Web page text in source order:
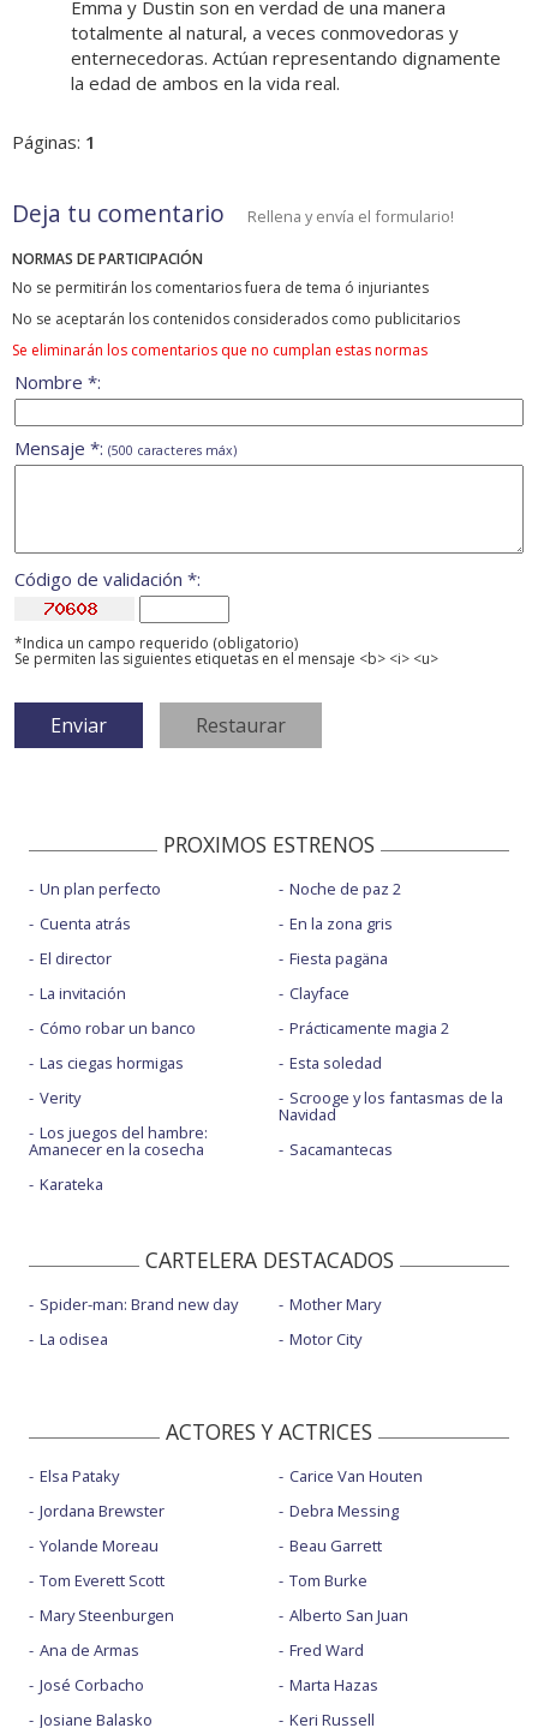
Emma y Dustin son en verdad de una manera
totalmente al natural, a veces conmovedoras y
enternecedoras. Actúan representando dignamente
la edad de ambos en la vida real.
Páginas: 1
Deja tu comentario Rellena y envía el formulario!
NORMAS DE PARTICIPACIÓN
No se permitirán los comentarios fuera de tema ó injuriantes
No se aceptarán los contenidos considerados como publicitarios
Se eliminarán los comentarios que no cumplan estas normas
Nombre *:
Mensaje *: (500 caracteres máx)
Código de validación *:
*Indica un campo requerido (obligatorio)
Se permiten las siguientes etiquetas en el mensaje <b> <i> <u>
PROXIMOS ESTRENOS
Un plan perfecto
Cuenta atrás
El director
La invitación
Cómo robar un banco
Las ciegas hormigas
Verity
Los juegos del hambre:
Amanecer en la cosecha
Karateka
Noche de paz 2
En la zona gris
Fiesta pagäna
Clayface
Prácticamente magia 2
Esta soledad
Scrooge y los fantasmas de la
Navidad
Sacamantecas
CARTELERA DESTACADOS
Spider-man: Brand new day
La odisea
Mother Mary
Motor City
ACTORES Y ACTRICES
Elsa Pataky
Jordana Brewster
Yolande Moreau
Tom Everett Scott
Mary Steenburgen
Ana de Armas
José Corbacho
Josiane Balasko
Carice Van Houten
Debra Messing
Beau Garrett
Tom Burke
Alberto San Juan
Fred Ward
Marta Hazas
Keri Russell